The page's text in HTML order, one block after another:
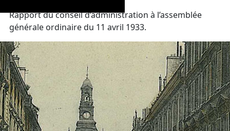
Rapport du conseil d’administration à l’assemblée
générale ordinaire du 11 avril 1933.